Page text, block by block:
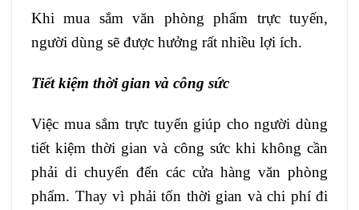
Khi mua sắm văn phòng phẩm trực tuyến,
người dùng sẽ được hưởng rất nhiều lợi ích.
Tiết kiệm thời gian và công sức
Việc mua sắm trực tuyến giúp cho người dùng
tiết kiệm thời gian và công sức khi không cần
phải di chuyển đến các cửa hàng văn phòng
phẩm. Thay vì phải tốn thời gian và chi phí đi